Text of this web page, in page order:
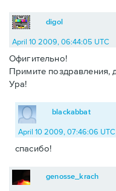
digol
April 10 2009, 06:44:05 UTC
Офигительно!
Примите поздравления,
Ура!
blackabbat
April 10 2009, 07:46:06 UTC
спасибо!
genosse_krach